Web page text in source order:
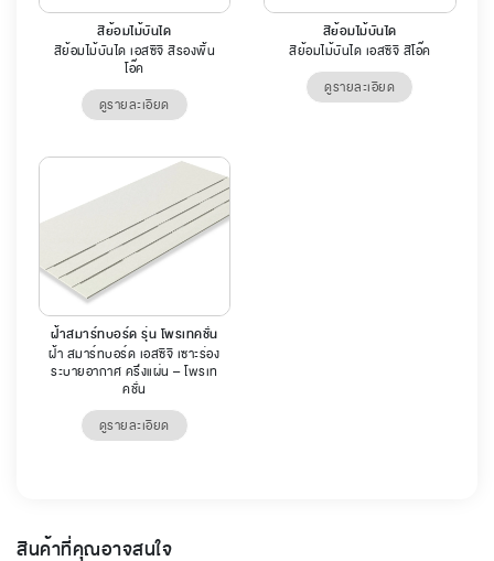
สีย้อมไม้บันได
สีย้อมไม้บันได เอสซีจี สีรองพื้น
โอ๊ค
ดูรายละเอียด
สีย้อมไม้บันได
สีย้อมไม้บันได เอสซีจี สีโอ๊ค
ดูรายละเอียด
ฝ้าสมาร์ทบอร์ด รุ่น โพรเทคชั่น
ฝ้า สมาร์ทบอร์ด เอสซีจี เซาะร่อง
ระบายอากาศ ครึ่งแผ่น – โพรเท
คชั่น
ดูรายละเอียด
สินค้าที่คุณอาจสนใจ